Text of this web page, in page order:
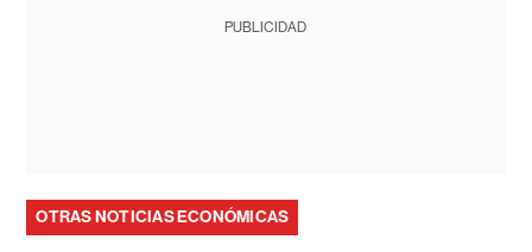
PUBLICIDAD
OTRAS NOTICIAS ECONÓMICAS